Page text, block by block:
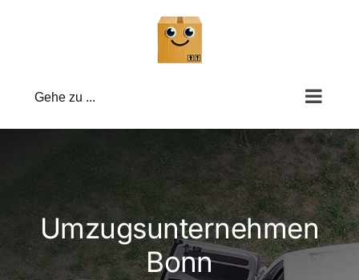
Gehe zu ...
Umzugsunternehmen
Bonn